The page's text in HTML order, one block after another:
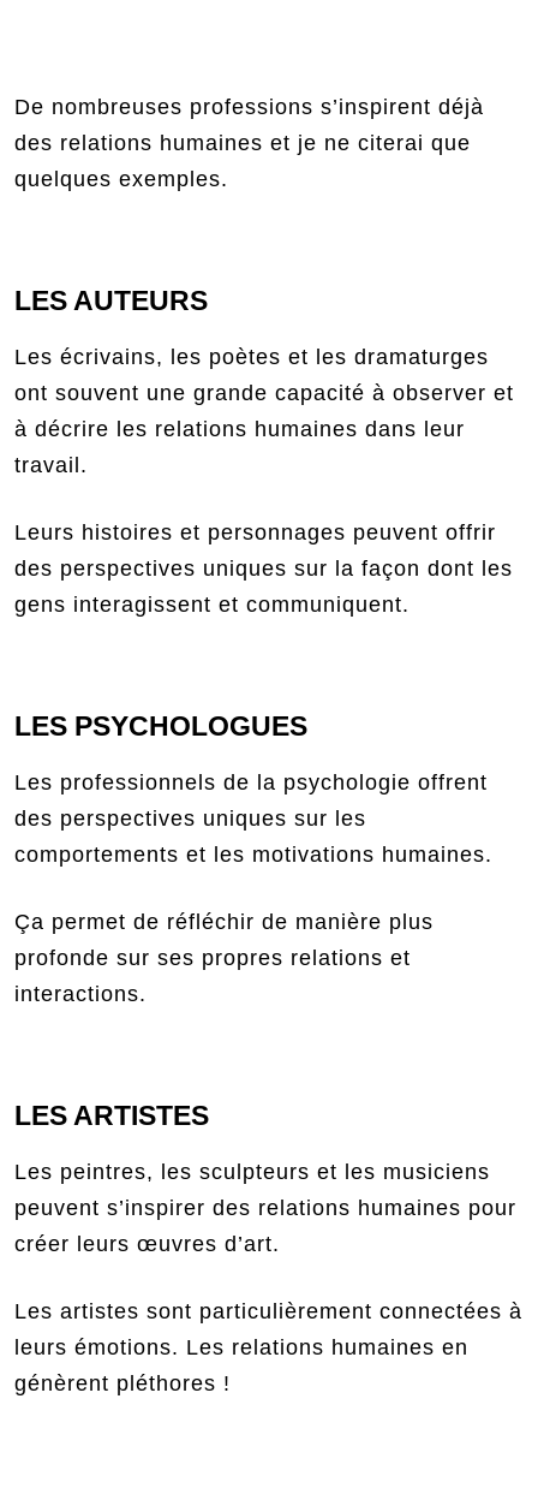
De nombreuses professions s’inspirent déjà
des relations humaines et je ne citerai que
quelques exemples.
LES AUTEURS
Les écrivains, les poètes et les dramaturges
ont souvent une grande capacité à observer et
à décrire les relations humaines dans leur
travail.
Leurs histoires et personnages peuvent offrir
des perspectives uniques sur la façon dont les
gens interagissent et communiquent.
LES PSYCHOLOGUES
Les professionnels de la psychologie offrent
des perspectives uniques sur les
comportements et les motivations humaines.
Ça permet de réfléchir de manière plus
profonde sur ses propres relations et
interactions.
LES ARTISTES
Les peintres, les sculpteurs et les musiciens
peuvent s’inspirer des relations humaines pour
créer leurs œuvres d’art.
Les artistes sont particulièrement connectées à
leurs émotions. Les relations humaines en
génèrent pléthores !